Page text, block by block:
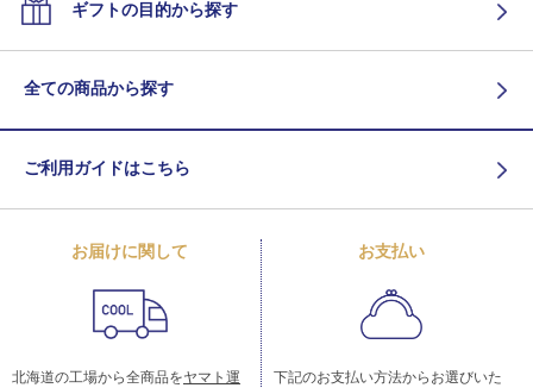
ギフトの目的から探す
全ての商品から探す
ご利用ガイドはこちら
お届けに関して
北海道の工場から全商品をヤマト運
お支払い
下記のお支払い方法からお選びいた